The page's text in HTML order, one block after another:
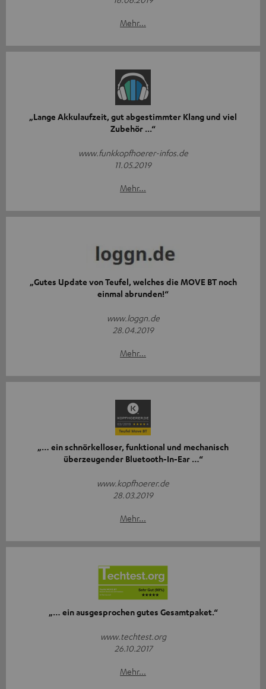
Mehr...
„Lange Akkulaufzeit, gut abgestimmter Klang und viel
Zubehör ...“
www.funkkopfhoerer-infos.de
11.05.2019
Mehr...
„Gutes Update von Teufel, welches die MOVE BT noch
einmal abrunden!“
www.loggn.de
28.04.2019
Mehr...
„… ein schnörkelloser, funktional und mechanisch
überzeugender Bluetooth-In-Ear …“
www.kopfhoerer.de
28.03.2019
Mehr...
„… ein ausgesprochen gutes Gesamtpaket.“
www.techtest.org
26.10.2017
Mehr...